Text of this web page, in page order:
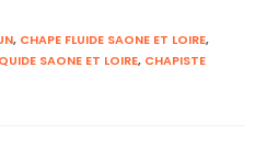
, CHAPE FLUIDE SAONE ET LOIRE,
SAONE ET LOIRE, CHAPISTE